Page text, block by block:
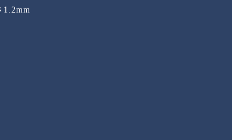
1.2mm